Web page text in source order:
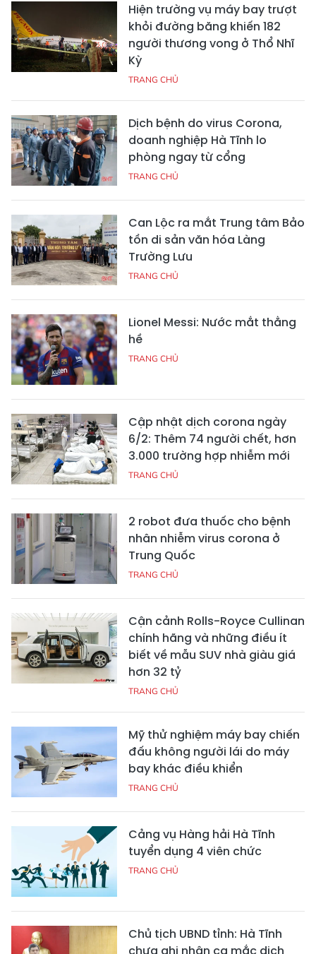
Hiện trường vụ máy bay trượt
khỏi đường băng khiến 182
người thương vong ở Thổ Nhĩ
Kỳ
TRANG CHỦ
Dịch bệnh do virus Corona,
doanh nghiệp Hà Tĩnh lo
phòng ngay từ cổng
TRANG CHỦ
Can Lộc ra mắt Trung tâm Bảo
tồn di sản văn hóa Làng
Trường Lưu
TRANG CHỦ
Lionel Messi: Nước mắt thằng
hề
TRANG CHỦ
Cập nhật dịch corona ngày
6/2: Thêm 74 người chết, hơn
3.000 trường hợp nhiễm mới
TRANG CHỦ
2 robot đưa thuốc cho bệnh
nhân nhiễm virus corona ở
Trung Quốc
TRANG CHỦ
Cận cảnh Rolls-Royce Cullinan
chính hãng và những điều ít
biết về mẫu SUV nhà giàu giá
hơn 32 tỷ
TRANG CHỦ
Mỹ thử nghiệm máy bay chiến
đấu không người lái do máy
bay khác điều khiển
TRANG CHỦ
Cảng vụ Hàng hải Hà Tĩnh
tuyển dụng 4 viên chức
TRANG CHỦ
Chủ tịch UBND tỉnh: Hà Tĩnh
chưa ghi nhận ca mắc dịch